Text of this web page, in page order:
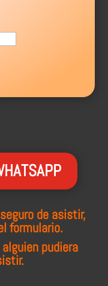
de asistir,
formulario.
pudiera